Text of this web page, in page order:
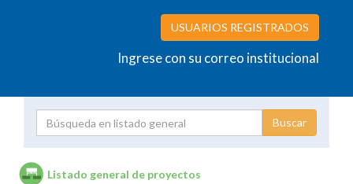
USUARIOS REGISTRADOS
Ingrese con su correo institucional
Listado general de proyectos